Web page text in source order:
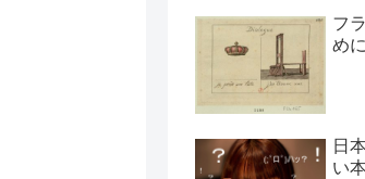
フ
め
日
い